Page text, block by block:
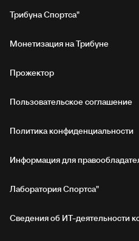
Трибуна Спортса"
Монетизация на Трибуне
Прожектор
Пользовательское соглашение
Политика конфиденциальности
Информация для
Лаборатория Спортса"
Сведения об ИТ‑деятельности